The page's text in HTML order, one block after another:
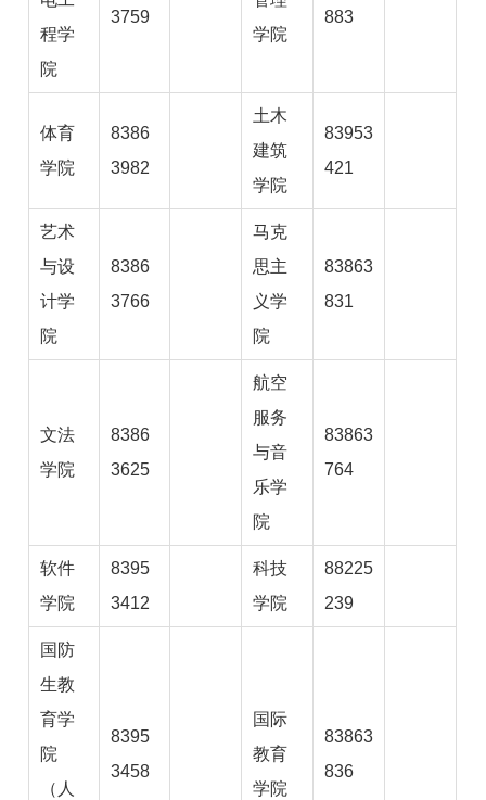
程学
院
3759
学院
883
体育
学院
8386
3982
土木
建筑
学院
83953
421
艺术
与设
计学
院
8386
3766
马克
思主
义学
院
83863
831
文法
学院
8386
3625
航空
服务
与音
乐学
院
83863
764
软件
学院
8395
3412
科技
学院
88225
239
国防
生教
育学
院
（人
8395
3458
国际
教育
学院
83863
836